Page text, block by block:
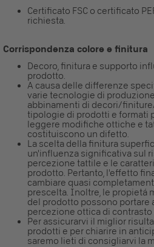
Certificato FSC o certificato
richiesta.
Corrispondenza colore e finitura
Decoro, finitura e supporto
prodotto.
A causa delle differenze
varie tecnologie di
abbinamenti di decori/
tipologie di prodotti e formati
leggere modifiche ottiche e
costituiscono un difetto.
La scelta della finitura
un'influenza significativa sul
percezione tattile e le
prodotto. Pertanto, l'effetto
cambiare quasi
prescelta. Inoltre, le propietá
del prodotto possono portare
percezione ottica di contrasto
Per assicurarvi il miglior
prodotti e per chiarire in
saremo lieti di consigliarvi la